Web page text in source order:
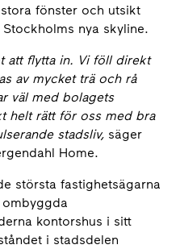
fönster och utsikt
nya skyline.
att flytta in. Vi föll direkt
av mycket trä och rå
väl med bolagets
helt rätt för oss med bra
stadsliv, säger
Home.
största fastighetsägarna
kontorshus i sitt
i stadsdelen